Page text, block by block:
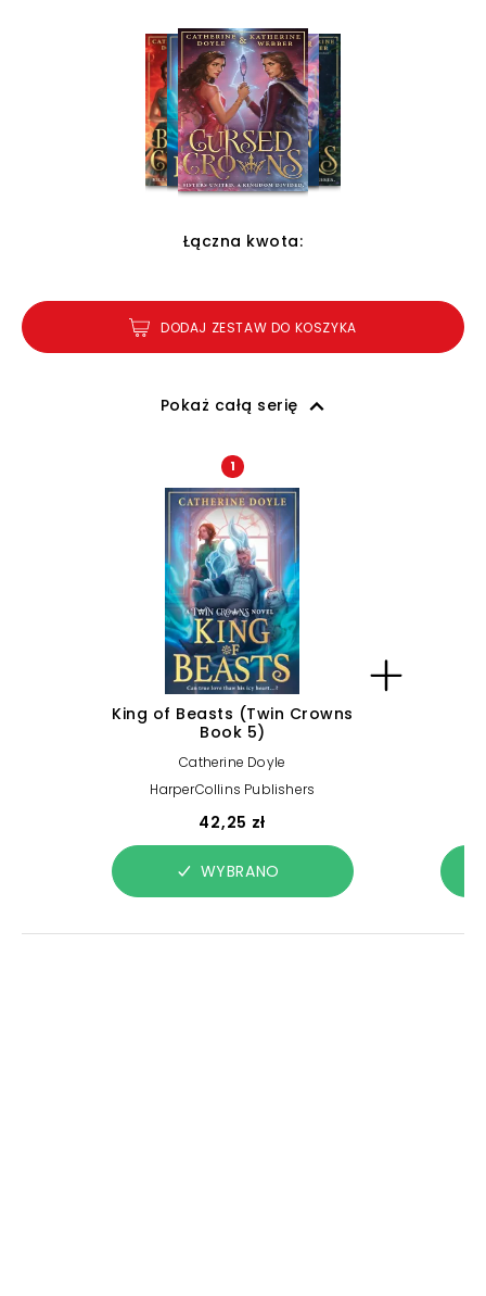
Łączna kwota:
DODAJ ZESTAW DO KOSZYKA
Pokaż całą serię
1
King of Beasts (Twin Crowns
Book 5)
Catherine Doyle
HarperCollins Publishers
42,25 zł
WYBRANO